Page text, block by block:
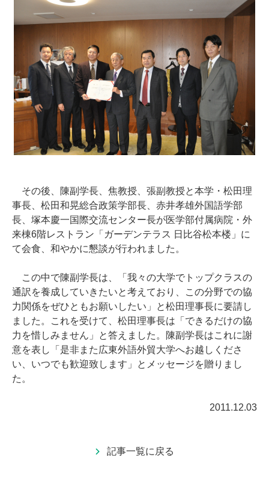
その後、陳副学長、焦教授、張副教授と本学・松田理
事長、松田和晃総合政策学部長、赤井孝雄外国語学部
長、塚本慶一国際交流センター長が医学部付属病院・外
来棟6階レストラン「ガーデンテラス 日比谷松本楼」に
て会食、和やかに懇談が行われました。
この中で陳副学長は、「我々の大学でトップクラスの
通訳を養成していきたいと考えており、この分野での協
力関係をぜひともお願いしたい」と松田理事長に要請し
ました。これを受けて、松田理事長は「できるだけの協
力を惜しみません」と答えました。陳副学長はこれに謝
意を表し「是非また広東外語外貿大学へお越しくださ
い、いつでも歓迎致します」とメッセージを贈りまし
た。
2011.12.03
記事一覧に戻る